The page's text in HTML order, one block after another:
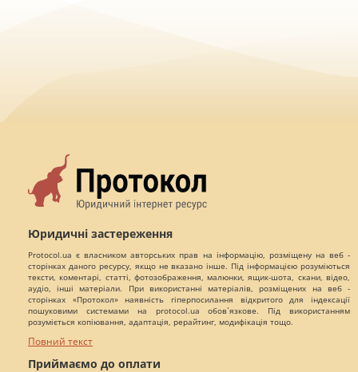
Юридичні застереження
Protocol.ua є власником авторських прав на інформацію, розміщену на веб -
сторінках даного ресурсу, якщо не вказано інше. Під інформацією розуміються
тексти, коментарі, статті, фотозображення, малюнки, ящик-шота, скани, відео,
аудіо, інші матеріали. При використанні матеріалів, розміщених на веб -
сторінках «Протокол» наявність гіперпосилання відкритого для індексації
пошуковими системами на protocol.ua обов`язкове. Під використанням
розуміється копіювання, адаптація, рерайтинг, модифікація тощо.
Повний текст
Приймаємо до оплати